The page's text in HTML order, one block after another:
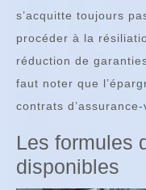
s’acquitte toujours
procéder à la
réduction de
faut noter que
contrats d’assurance-
Les formules
disponibles